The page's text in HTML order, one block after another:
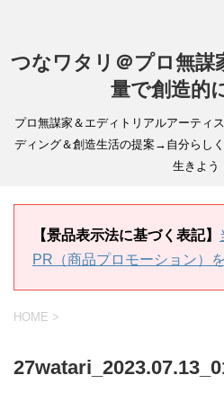
つなワタリ＠プロ無謀
量で創造的
プロ無謀家＆エディトリアルアーティ
ディング＆創造生活の提案→自分らし
生きよう
【景品表示法に基づく表記】
PR（商品プロモーション）
HOME >